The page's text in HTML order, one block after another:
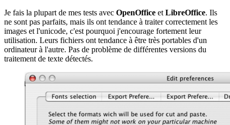
Je fais la plupart de mes tests avec OpenOffice et LibreOffice. Ils
ne sont pas parfaits, mais ils ont tendance à traiter correctement les
images et l'unicode, c'est pourquoi j'encourage fortement leur
utilisation. Leurs fichiers ont tendance à être très portables d'un
ordinateur à l'autre. Pas de problème de différentes versions du
traitement de texte détectés.